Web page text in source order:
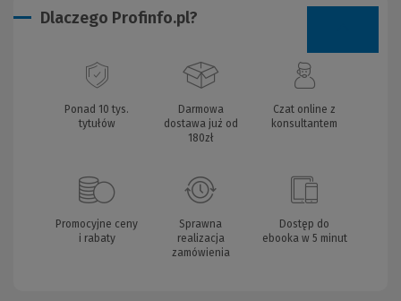
Dlaczego Profinfo.pl?
Ponad 10 tys.
tytułów
Darmowa
dostawa już od
180zł
Czat online z
konsultantem
Promocyjne ceny
i rabaty
Sprawna
realizacja
zamówienia
Dostęp do
ebooka w 5 minut